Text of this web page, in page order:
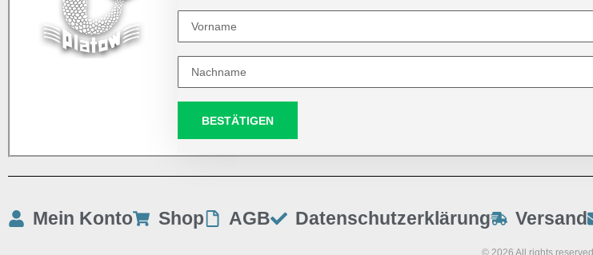
BESTÄTIGEN
Mein Konto Shop AGB Datenschutzerklärung Versand